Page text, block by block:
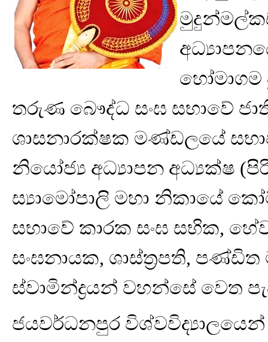
හෝමාගම
තරුණ බෞද්ධ සංඝ සභාවේ
ශාසනාරක්ෂක මණ්ඩලයේ
නියෝජ්‍ය අධ්‍යාපන අධ්‍යක්ෂ
ස්‍යාමෝපාලි මහා නිකායේ
සභාවේ කාරක සංඝ සභික,
සංඝනායක, ශාස්ත්‍රපති,
ස්වාමින්ද්‍රයන් වහන්සේ වෙත
ජයවර්ධනපුර විශ්වවිද්‍යාලයෙන්